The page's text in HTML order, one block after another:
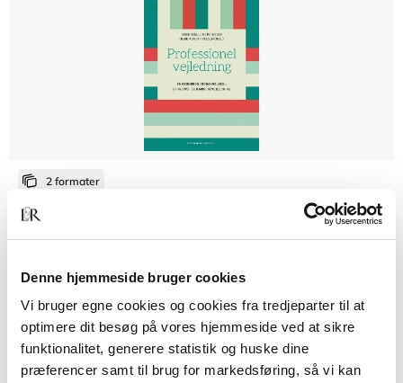
Denne hjemmeside bruger cookies
Vi bruger egne cookies og cookies fra tredjeparter til at
optimere dit besøg på vores hjemmeside ved at sikre
funktionalitet, generere statistik og huske dine
præferencer samt til brug for markedsføring, så vi kan
2 formater
Professionel vejledning
Fra
409,95 KR.